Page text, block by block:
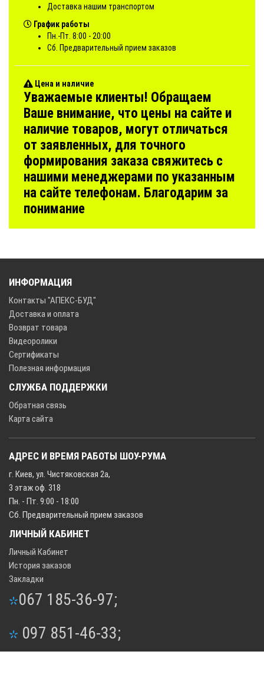
Доставка нашим транспортом
График работы
Пн.-Пт. 8:00 - 20:00
Сб. Предварительный прием заказов
Цена и наличие
Уважаемые клиенты! Обращаем
Ваше внимание, что цены на сайте и
наличие товаров, могут отличаться
от заявленных, для точного
формирования заказа свяжитесь с
нашими менеджерами по указанным
на сайте телефонам. Благодарим за
понимание
ИНФОРМАЦИЯ
Контакты "АПЕКС-БУД"
Доставка и оплата
Возврат товара
Видеоролики
Сертификаты
Полезная информация
СЛУЖБА ПОДДЕРЖКИ
Обратная связь
Карта сайта
АДРЕС И ВРЕМЯ РАБОТЫ ШОУ-РУМА
г. Киев, ул. Чистяковская 2а,
3 этаж оф. 318
Пн. - Пт. 9:00 - 18:00
Сб. Предварительный прием заказов
ЛИЧНЫЙ КАБИНЕТ
Личный Кабинет
История заказов
Закладки
067 185-36-97;
097 851-46-33;